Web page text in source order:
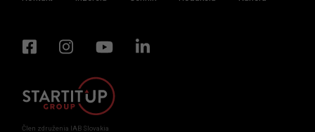
Člen združenia IAB Slovakia